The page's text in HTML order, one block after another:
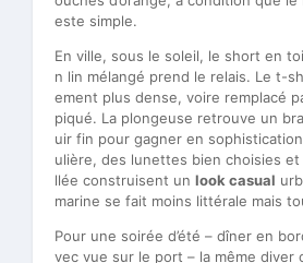
este simple.
En ville, sous le soleil, le short en
n lin mélangé prend le relais. Le t-
ement plus dense, voire remplacé
piqué. La plongeuse retrouve un
uir fin pour gagner en
ulière, des lunettes bien choisies
llée construisent un look casual
marine se fait moins littérale mais
Pour une soirée d’été – dîner en
vec vue sur le port – la même diver